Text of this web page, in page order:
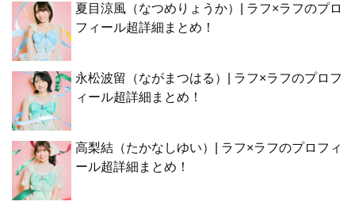
夏目涼風（なつめりょうか）| ラフ×ラフのプロ
フィール超詳細まとめ！
永松波留（ながまつはる）| ラフ×ラフのプロフ
ィール超詳細まとめ！
高梨結（たかなしゆい）| ラフ×ラフのプロフィ
ール超詳細まとめ！